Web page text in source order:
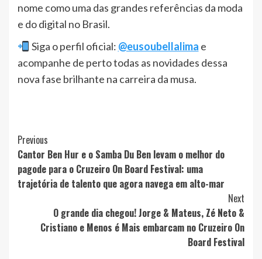
nome como uma das grandes referências da moda
e do digital no Brasil.
Siga o perfil oficial: @eusoubellalima e
acompanhe de perto todas as novidades dessa
nova fase brilhante na carreira da musa.
Post
Navigation
Previous
Cantor Ben Hur e o Samba Du Ben levam o melhor do
pagode para o Cruzeiro On Board Festival: uma
trajetória de talento que agora navega em alto-mar
Next
O grande dia chegou! Jorge & Mateus, Zé Neto &
Cristiano e Menos é Mais embarcam no Cruzeiro On
Board Festival